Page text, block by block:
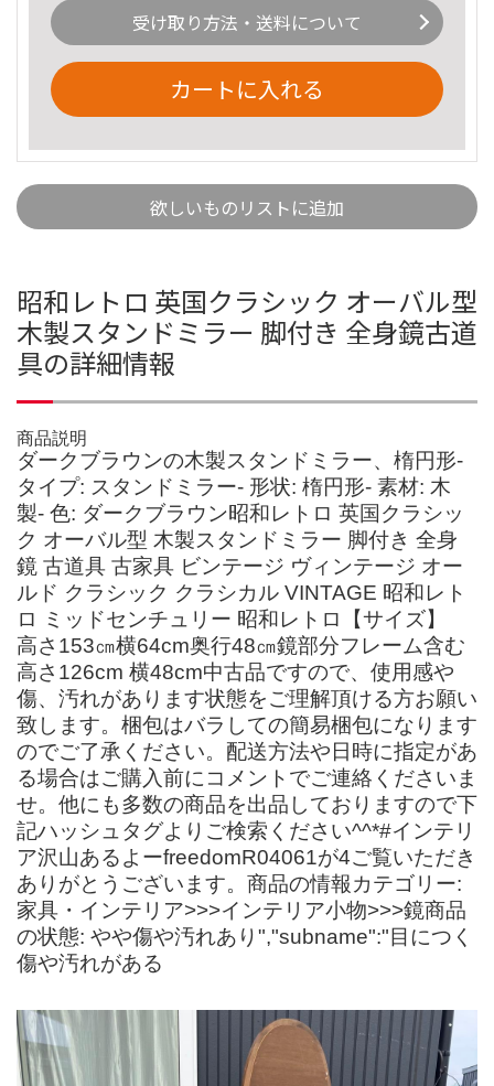
受け取り方法・送料について
カートに入れる
欲しいものリストに追加
昭和レトロ 英国クラシック オーバル型
木製スタンドミラー 脚付き 全身鏡古道
具の詳細情報
商品説明
ダークブラウンの木製スタンドミラー、楕円形-
タイプ: スタンドミラー- 形状: 楕円形- 素材: 木
製- 色: ダークブラウン昭和レトロ 英国クラシッ
ク オーバル型 木製スタンドミラー 脚付き 全身
鏡 古道具 古家具 ビンテージ ヴィンテージ オー
ルド クラシック クラシカル VINTAGE 昭和レト
ロ ミッドセンチュリー 昭和レトロ【サイズ】
高さ153㎝横64cm奥行48㎝鏡部分フレーム含む
高さ126cm 横48cm中古品ですので、使用感や
傷、汚れがあります状態をご理解頂ける方お願い
致します。梱包はバラしての簡易梱包になります
のでご了承ください。配送方法や日時に指定があ
る場合はご購入前にコメントでご連絡くださいま
せ。他にも多数の商品を出品しておりますので下
記ハッシュタグよりご検索ください^^*#インテリ
ア沢山あるよーfreedomR04061が4ご覧いただき
ありがとうございます。商品の情報カテゴリー:
家具・インテリア>>>インテリア小物>>>鏡商品
の状態: やや傷や汚れあり","subname":"目につく
傷や汚れがある